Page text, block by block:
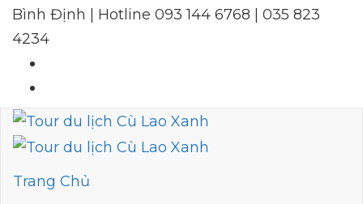
Bình Định | Hotline 093 144 6768 | 035 823
4234
Trang Chủ